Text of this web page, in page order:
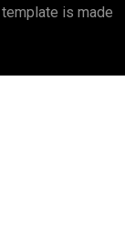
is made